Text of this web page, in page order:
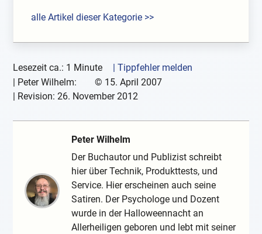
alle Artikel dieser Kategorie >>
Lesezeit ca.: 1 Minute
| Tippfehler melden
Peter Wilhelm: © 15. April 2007
| Revision:26. November 2012
Peter Wilhelm
Der Buchautor und Publizist schreibt
hier über Technik, Produkttests, und
Service. Hier erscheinen auch seine
Satiren. Der Psychologe und Dozent
wurde in der Halloweennacht an
Allerheiligen geboren und lebt mit seiner